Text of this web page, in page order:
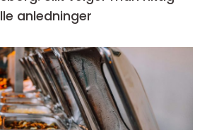
anledninger